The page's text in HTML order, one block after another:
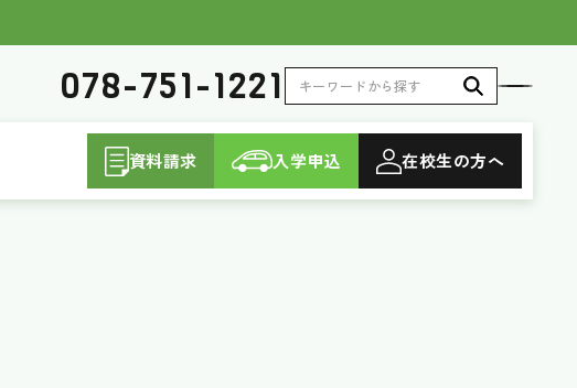
078-751-1221
資料請求 入学申込 在校生の方へ